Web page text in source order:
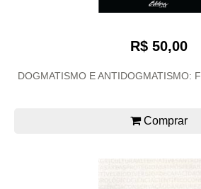
R$ 50,00
DOGMATISMO E ANTIDOGMATISMO:
Comprar